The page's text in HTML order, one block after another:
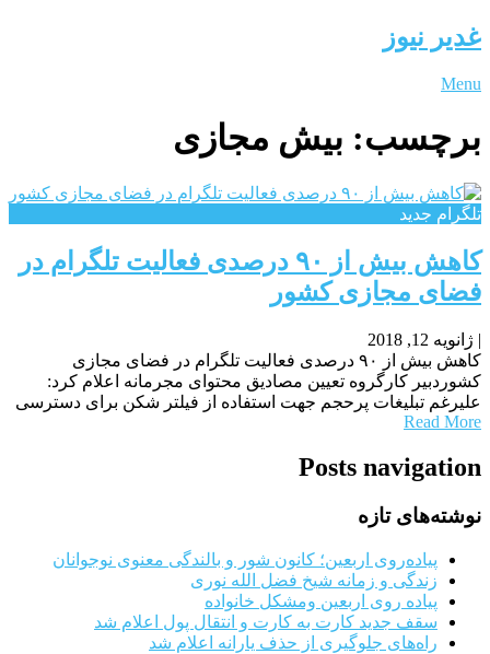
غدیر نیوز
Menu
برچسب: بیش مجازی
تلگرام جدید
کاهش بیش از ۹۰ درصدی فعالیت تلگرام در
فضای مجازی کشور
| ژانویه 12, 2018
کاهش بیش از ۹۰ درصدی فعالیت تلگرام در فضای مجازی
کشوردبیر کارگروه تعیین مصادیق محتوای مجرمانه اعلام کرد:
علیرغم تبلیغات پرحجم جهت استفاده از فیلتر شکن برای دسترسی
Read More
Posts navigation
نوشته‌های تازه
پیاده‌روی اربعین؛ کانون شور و بالندگی معنوی نوجوانان
زندگی و زمانه شیخ فضل الله نوری
پیاده روی اربعین ومشکل خانواده
سقف جدید کارت به کارت و انتقال پول اعلام شد
راه‌های جلوگیری از حذف یارانه اعلام شد